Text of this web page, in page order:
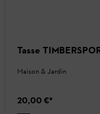
Tasse
Maison & Jardin
20,00 €*